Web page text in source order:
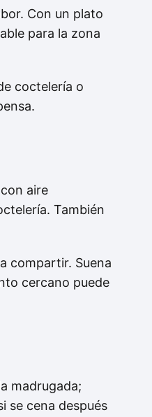
Con un plato
para la zona
coctelería o
aire
También
compartir. Suena
cercano puede
madrugada;
se cena después